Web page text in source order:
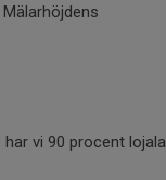
vi 90 procent lojala